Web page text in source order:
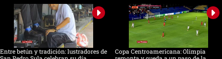
Entre betún y tradición: lustradores de
Copa Centroamericana: Olimpia